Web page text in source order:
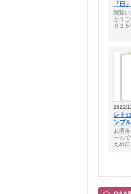
「巳
閲覧
とう
０２５
2021/
レト
ンプ
お洒
ーム
えめに